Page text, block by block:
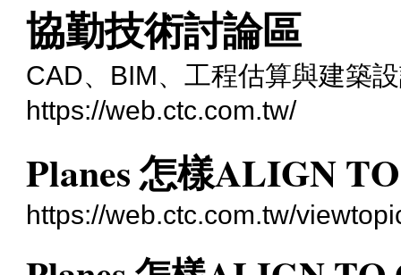
協勤技術討論區
CAD、BIM、工程估算與建築
https://web.ctc.com.tw/
Planes 怎樣ALIGN
https://web.ctc.com.tw/